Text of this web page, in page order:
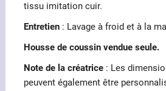
tissu imitation cuir.
Entretien: Lavage à froid et à la
Housse de coussin vendue seule.
Note de la créatrice: Les
peuvent également être